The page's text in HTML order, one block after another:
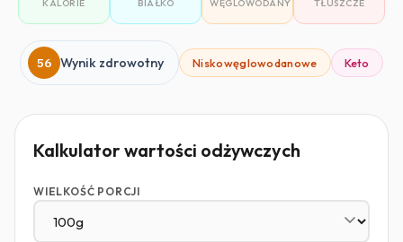
KALORIE BIAŁKO WĘGLOWODANY TŁUSZCZE
56 Wynik zdrowotny Niskowęglowodanowe Keto
Kalkulator wartości odżywczych
WIELKOŚĆ PORCJI